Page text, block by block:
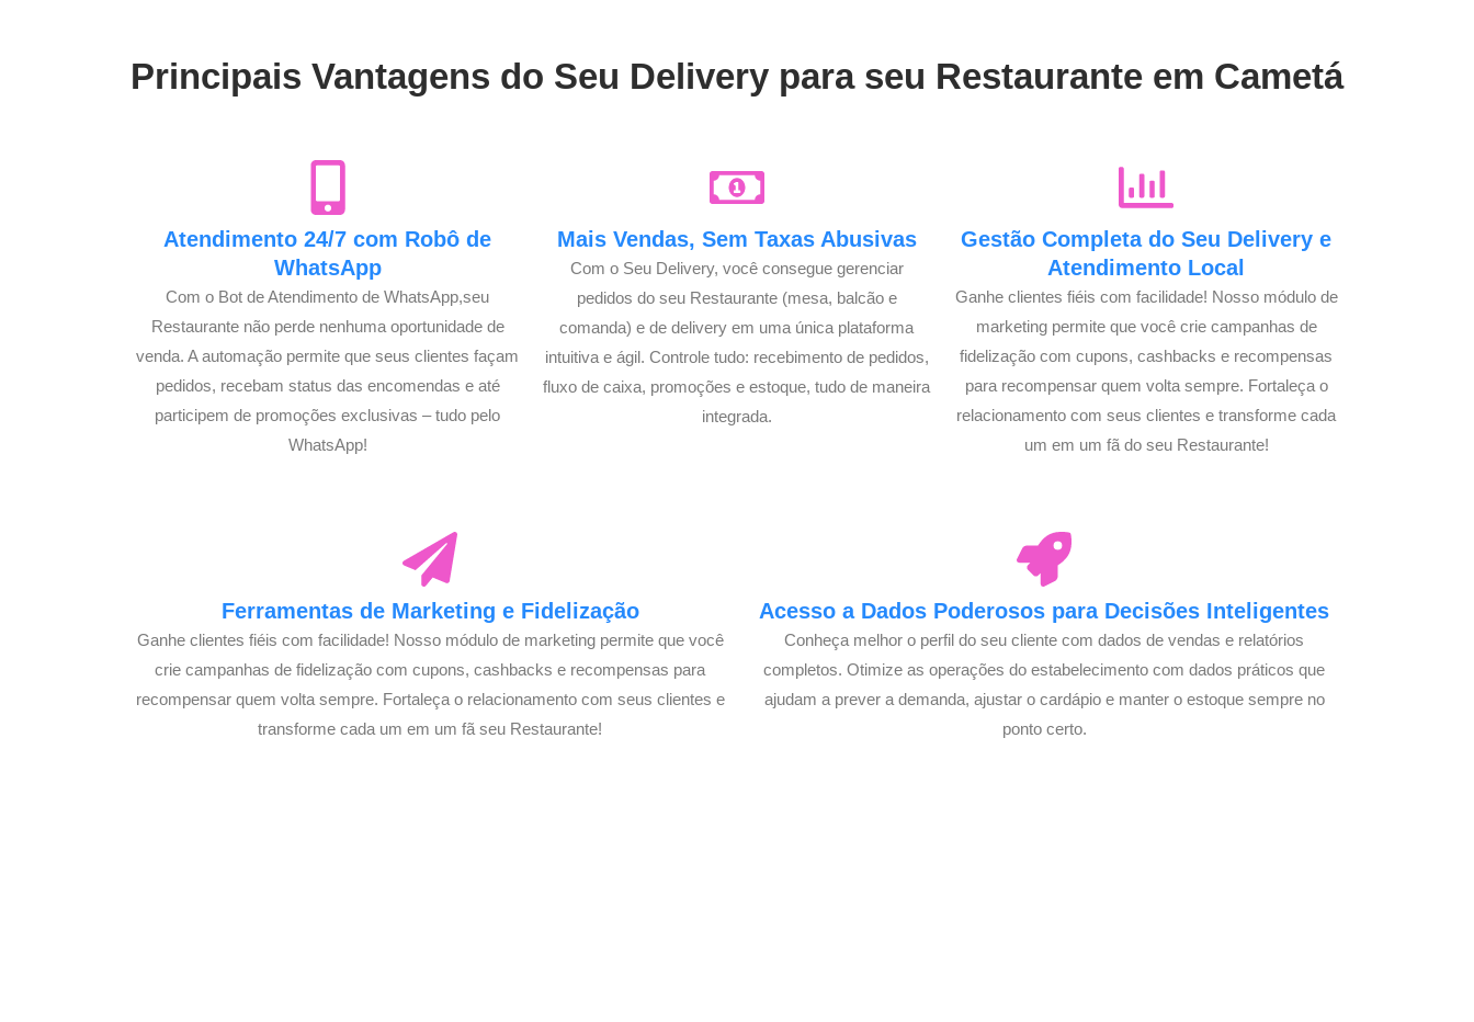
Principais Vantagens do Seu Delivery para seu Restaurante em Cametá
Atendimento 24/7 com Robô de
WhatsApp
Com o Bot de Atendimento de WhatsApp,seu
Restaurante não perde nenhuma oportunidade de
venda. A automação permite que seus clientes façam
pedidos, recebam status das encomendas e até
participem de promoções exclusivas – tudo pelo
WhatsApp!
Mais Vendas, Sem Taxas Abusivas
Com o Seu Delivery, você consegue gerenciar
pedidos do seu Restaurante (mesa, balcão e
comanda) e de delivery em uma única plataforma
intuitiva e ágil. Controle tudo: recebimento de pedidos,
fluxo de caixa, promoções e estoque, tudo de maneira
integrada.
Gestão Completa do Seu Delivery e
Atendimento Local
Ganhe clientes fiéis com facilidade! Nosso módulo de
marketing permite que você crie campanhas de
fidelização com cupons, cashbacks e recompensas
para recompensar quem volta sempre. Fortaleça o
relacionamento com seus clientes e transforme cada
um em um fã do seu Restaurante!
Ferramentas de Marketing e Fidelização
Ganhe clientes fiéis com facilidade! Nosso módulo de marketing permite que você
crie campanhas de fidelização com cupons, cashbacks e recompensas para
recompensar quem volta sempre. Fortaleça o relacionamento com seus clientes e
transforme cada um em um fã seu Restaurante!
Acesso a Dados Poderosos para Decisões Inteligentes
Conheça melhor o perfil do seu cliente com dados de vendas e relatórios
completos. Otimize as operações do estabelecimento com dados práticos que
ajudam a prever a demanda, ajustar o cardápio e manter o estoque sempre no
ponto certo.